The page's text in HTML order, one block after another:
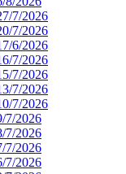
7/2026
7/2026
6/2026
7/2026
7/2026
7/2026
7/2026
7/2026
7/2026
7/2026
7/2026